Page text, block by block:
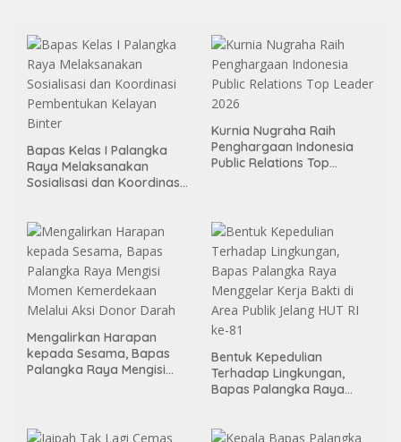
Bapas Kelas I Palangka
Raya Melaksanakan
Sosialisasi dan Koordinasi
Kurnia Nugraha Raih
Penghargaan Indonesia
Public Relations Top
Mengalirkan Harapan
kepada Sesama, Bapas
Palangka Raya Mengisi
Bentuk Kepedulian
Terhadap Lingkungan,
Bapas Palangka Raya
ke-81